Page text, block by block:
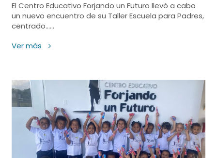
El Centro Educativo Forjando un Futuro llevó a cabo
un nuevo encuentro de su Taller Escuela para Padres,
centrado......
Ver más